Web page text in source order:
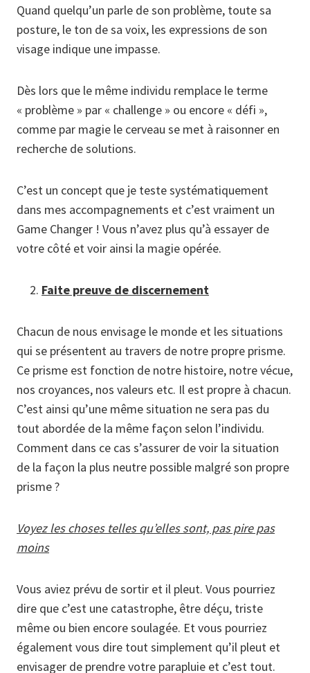
Quand quelqu’un parle de son problème, toute sa
posture, le ton de sa voix, les expressions de son
visage indique une impasse.
Dès lors que le même individu remplace le terme
« problème » par « challenge » ou encore « défi »,
comme par magie le cerveau se met à raisonner en
recherche de solutions.
C’est un concept que je teste systématiquement
dans mes accompagnements et c’est vraiment un
Game Changer ! Vous n’avez plus qu’à essayer de
votre côté et voir ainsi la magie opérée.
Faite preuve de discernement
Chacun de nous envisage le monde et les situations
qui se présentent au travers de notre propre prisme.
Ce prisme est fonction de notre histoire, notre vécue,
nos croyances, nos valeurs etc. Il est propre à chacun.
C’est ainsi qu’une même situation ne sera pas du
tout abordée de la même façon selon l’individu.
Comment dans ce cas s’assurer de voir la situation
de la façon la plus neutre possible malgré son propre
prisme ?
Voyez les choses telles qu’elles sont, pas pire pas
moins
Vous aviez prévu de sortir et il pleut. Vous pourriez
dire que c’est une catastrophe, être déçu, triste
même ou bien encore soulagée. Et vous pourriez
également vous dire tout simplement qu’il pleut et
envisager de prendre votre parapluie et c’est tout.